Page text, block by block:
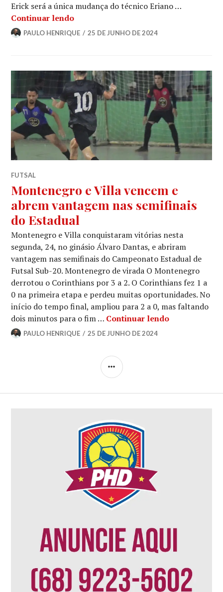
Erick será a única mudança do técnico Eriano …
Continuar lendo
PAULO HENRIQUE 25 DE JUNHO DE 2024
FUTSAL
Montenegro e Villa vencem e
abrem vantagem nas semifinais
do Estadual
Montenegro e Villa conquistaram vitórias nesta
segunda, 24, no ginásio Álvaro Dantas, e abriram
vantagem nas semifinais do Campeonato Estadual de
Futsal Sub-20. Montenegro de virada O Montenegro
derrotou o Corinthians por 3 a 2. O Corinthians fez 1 a
0 na primeira etapa e perdeu muitas oportunidades. No
início do tempo final, ampliou para 2 a 0, mas faltando
dois minutos para o fim … Continuar lendo
PAULO HENRIQUE 25 DE JUNHO DE 2024